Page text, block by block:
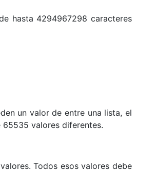
hasta 4294967298 caracteres
un valor de entre una lista, el
65535 valores diferentes.
Todos esos valores debe